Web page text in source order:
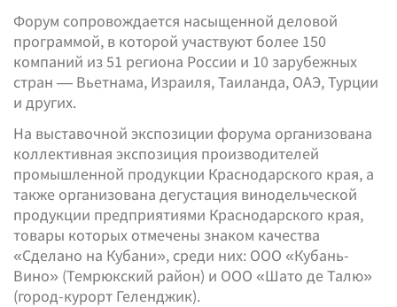
Форум сопровождается насыщенной деловой
программой, в которой участвуют более 150
компаний из 51 региона России и 10 зарубежных
стран — Вьетнама, Израиля, Таиланда, ОАЭ, Турции
и других.
На выставочной экспозиции форума организована
коллективная экспозиция производителей
промышленной продукции Краснодарского края, а
также организована дегустация винодельческой
продукции предприятиями Краснодарского края,
товары которых отмечены знаком качества
«Сделано на Кубани», среди них: ООО «Кубань-
Вино» (Темрюкский район) и ООО «Шато де Талю»
(город-курорт Геленджик).